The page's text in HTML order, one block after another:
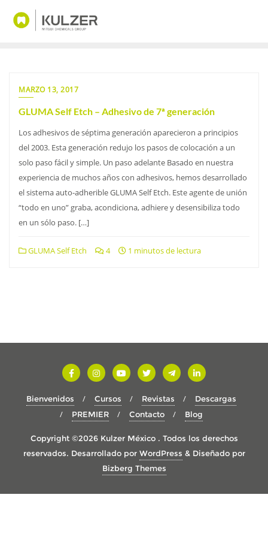
MARZO 13, 2017
GLUMA Self Etch – Adhesivo de 7ª generación
Los adhesivos de séptima generación aparecieron a principios
del 2003. Esta generación redujo los pasos de colocación a un
solo paso fácil y simple. Un paso adelante Basado en nuestra
experiencia de muchos años con adhesivos, hemos desarrollado
el sistema auto-adherible GLUMA Self Etch. Este agente de unión
“todo en uno” graba, acondiciona, adhiere y desensibiliza todo
en un sólo paso. […]
GLUMA Self Etch 4 1 minutos de lectura
Bienvenidos Cursos Revistas
Descargas
PREMIER
Contacto Blog
Copyright ©2026 Kulzer México . Todos los derechos
reservados. Desarrollado por WordPress & Diseñado por
Bizberg Themes